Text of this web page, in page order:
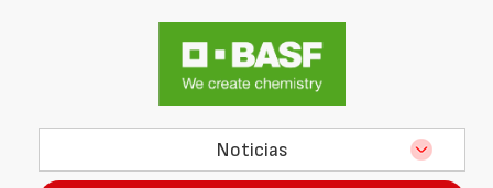
Noticias